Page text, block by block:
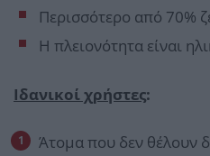
Περισσότερο από 70%
Η πλειονότητα είναι
Ιδανικοί χρήστες:
Άτομα που δεν θέλουν